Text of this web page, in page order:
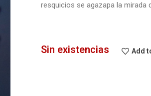
resquicios se agazapa la mirada
Sin existencias Add